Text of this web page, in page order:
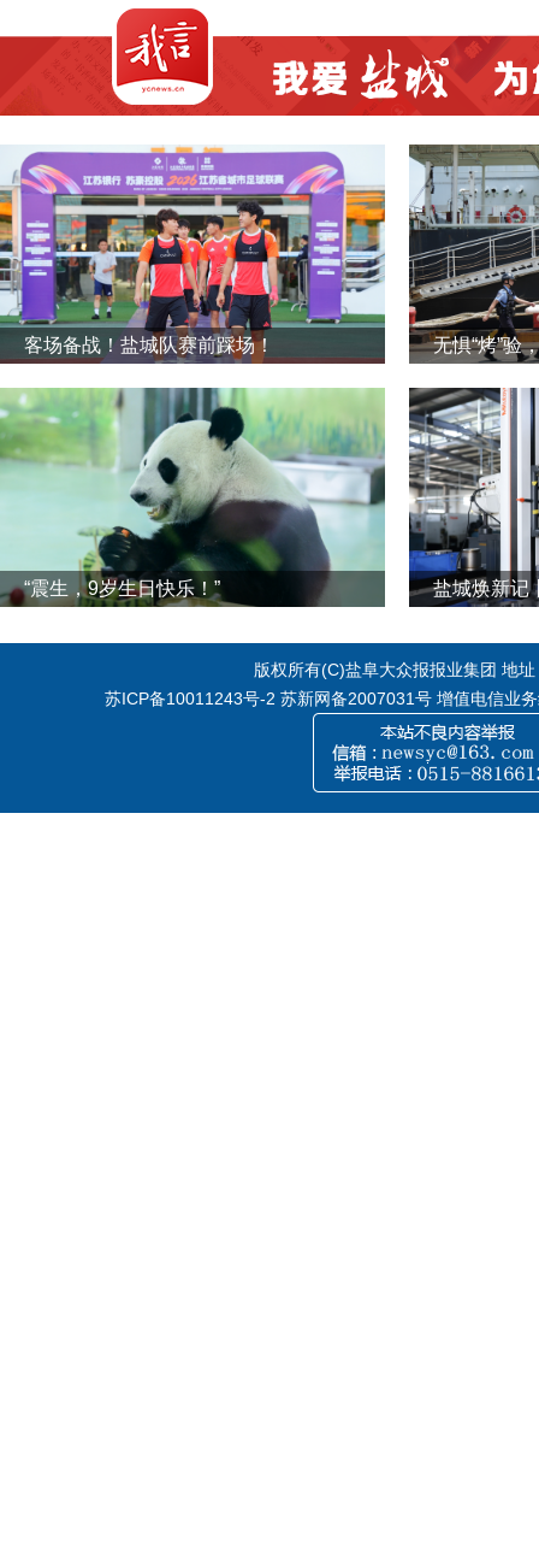
客场备战！盐城队赛前踩场！ 无惧“烤”验
“震生，9岁生日快乐！”
版权所有(C)盐阜大众报报业集团 地
苏ICP备10011243号-2 苏新网备2007031号 增值电信业